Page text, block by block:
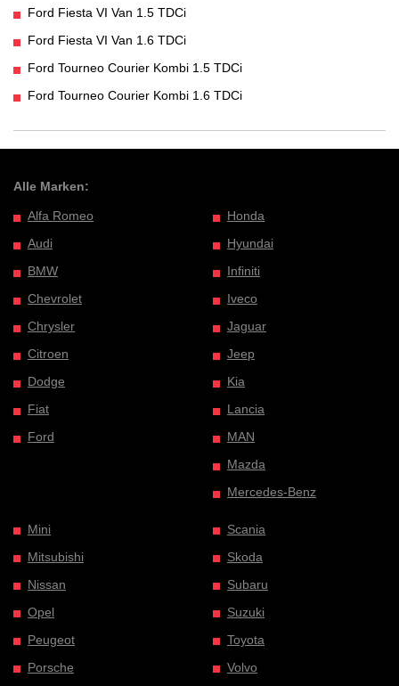
Ford Fiesta VI Van 1.5 TDCi
Ford Fiesta VI Van 1.6 TDCi
Ford Tourneo Courier Kombi 1.5 TDCi
Ford Tourneo Courier Kombi 1.6 TDCi
Alle Marken:
Alfa Romeo
Audi
BMW
Chevrolet
Chrysler
Citroen
Dodge
Fiat
Ford
Honda
Hyundai
Infiniti
Iveco
Jaguar
Jeep
Kia
Lancia
MAN
Mazda
Mercedes-Benz
Mini
Mitsubishi
Nissan
Opel
Peugeot
Porsche
Scania
Skoda
Subaru
Suzuki
Toyota
Volvo